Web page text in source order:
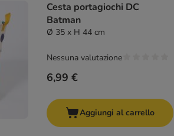
Cesta portagiochi DC
Batman
Ø 35 x H 44 cm
6,99 €
Nessuna valutazione
Aggiungi al carrello